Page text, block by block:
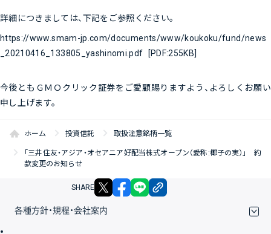
詳細につきましては、下記をご参照ください。
https://www.smam-jp.com/documents/www/koukoku/fund/news
_20210416_133805_yashinomi.pdf
[PDF:255KB]
今後ともＧＭＯクリック証券をご愛顧賜りますよう、よろしくお願い
申し上げます。
ホーム 投資信託 取扱注意銘柄一覧
「三井住友・アジア・オセアニア好配当株式オープン（愛称:椰子の実）」 約
款変更のお知らせ
SHARE X facebook
各種方針・規程・会社案内